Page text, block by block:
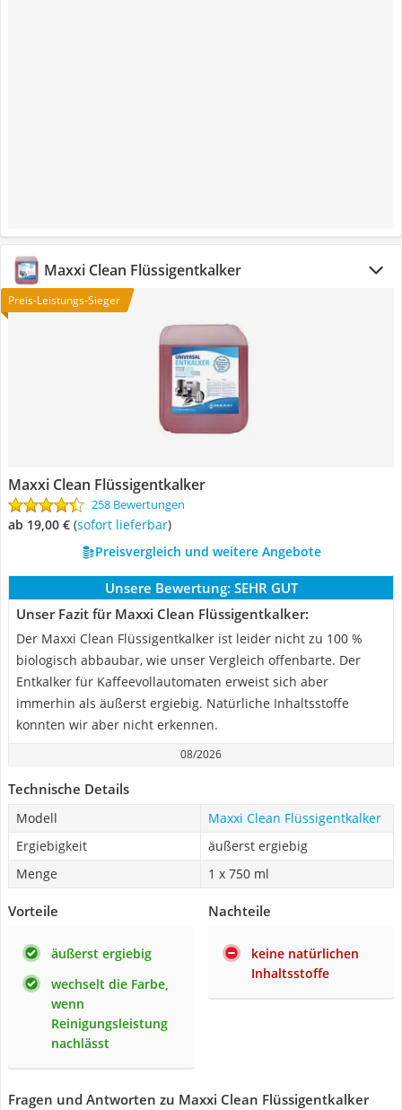
Maxxi Clean Flüssigentkalker
Preis-Leistungs-Sieger
Maxxi Clean Flüssigentkalker
258 Bewertungen
ab 19,00 € ( Sofort lieferbar)
Preisvergleich und weitere Angebote
Unsere Bewertung: SEHR GUT
Unser Fazit für Maxxi Clean Flüssigentkalker:
Der Maxxi Clean Flüssigentkalker ist leider nicht zu 100 %
biologisch abbaubar, wie unser Vergleich offenbarte. Der
Entkalker für Kaffeevollautomaten erweist sich aber
immerhin als äußerst ergiebig. Natürliche Inhaltsstoffe
konnten wir aber nicht erkennen.
08/2026
Technische Details
Modell
Maxxi Clean Flüssigentkalker
Ergiebigkeit
äußerst ergiebig
Menge
1 x 750 ml
Vorteile
äußerst ergiebig
wechselt die Farbe,
wenn
Reinigungsleistung
nachlässt
Nachteile
keine natürlichen
Inhaltsstoffe
Fragen und Antworten zu Maxxi Clean Flüssigentkalker